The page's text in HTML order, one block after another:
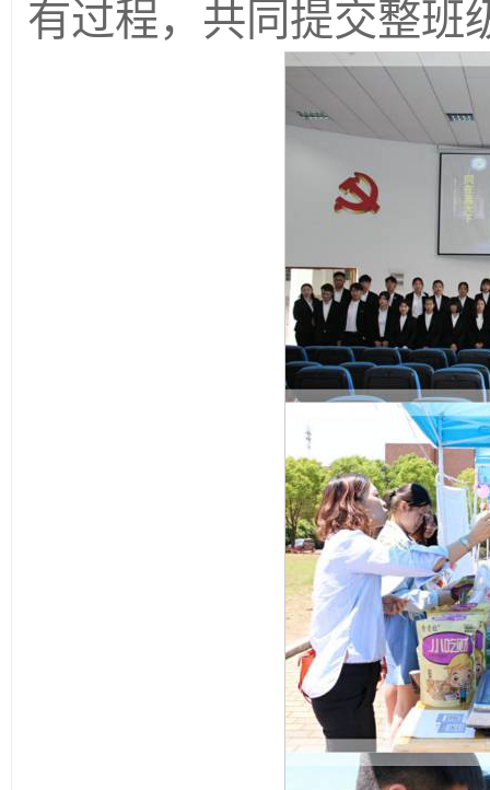
有过程，共同提交整班